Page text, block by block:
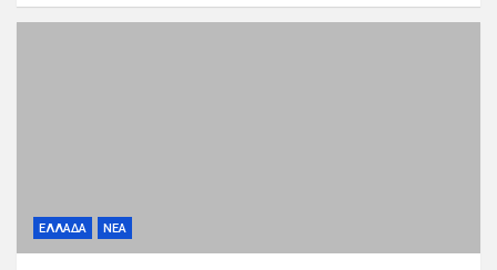
ΕΛΛΑΔΑ ΝΕΑ